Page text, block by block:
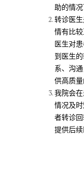
助的情
转诊医
情有比
医生对
到医生
系、沟
供高质量
我院会
情况及
者转诊
提供后续